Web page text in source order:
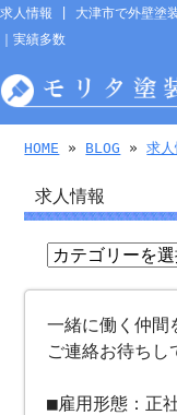
求人情報 | 大津市で外壁塗装
｜実績多数
HOME » BLOG »求
求人情報
一緒に働く仲間
ご連絡お待ちし
■雇用形態：正